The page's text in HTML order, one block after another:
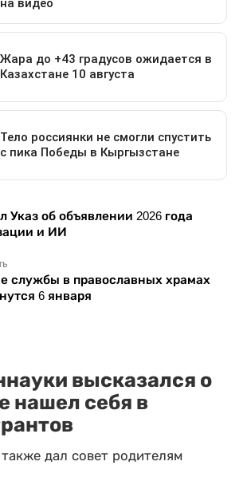
Указ об объявлении 2026 года
и ИИ
службы в православных храмах
6 января
высказался о
нашел себя в
дал совет родителям